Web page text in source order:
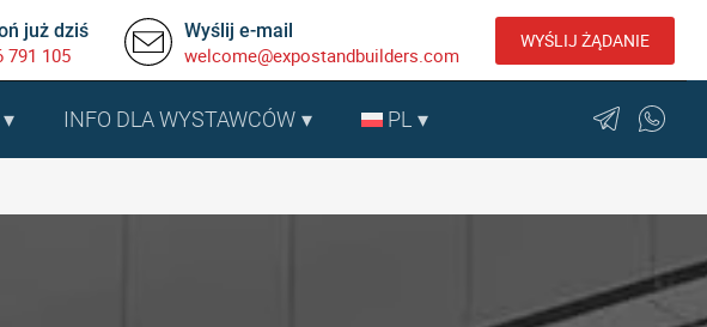
już dziś
791 105
Wyślij e-mail
welcome@expostandbuilders.com
WYŚLIJ ŻĄDANIE
INFO DLA WYSTAWCÓW PL